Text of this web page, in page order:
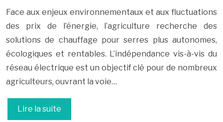
Face aux enjeux environnementaux et aux fluctuations
des prix de l’énergie, l’agriculture recherche des
solutions de chauffage pour serres plus autonomes,
écologiques et rentables. L’indépendance vis-à-vis du
réseau électrique est un objectif clé pour de nombreux
agriculteurs, ouvrant la voie…
Lire la suite